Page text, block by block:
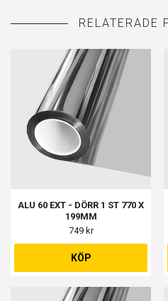
ALU 60 EXT - DÖRR 1 ST 770 X
199MM
749 kr
KÖP